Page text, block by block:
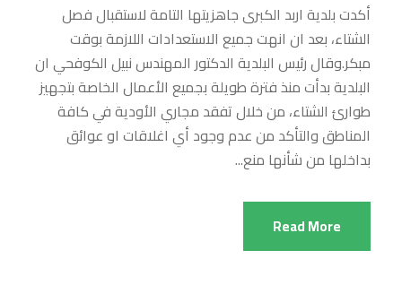
أكدت بلدية اربد الكبرى جاهزيتها التامة لاستقبال فصل
الشتاء، بعد ان انهت جميع الاستعدادات اللازمة بوقت
مبكر.وقال رئيس البلدية الدكتور المهندس نبيل الكوفحي ان
البلدية بدأت منذ فترة طويلة بجميع الأعمال الخاصة بتجهيز
طوارئ الشتاء، من خلال تفقد مجاري الأودية في كافة
المناطق والتأكد من عدم وجود أي اغلاقات او عوائق
بداخلها من شأنها منع...
Read More